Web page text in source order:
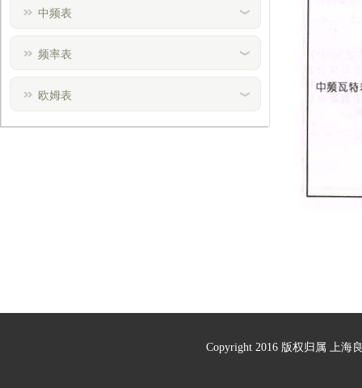
中频表
频率表
欧姆表
Copyright 2016 版权归属 上海